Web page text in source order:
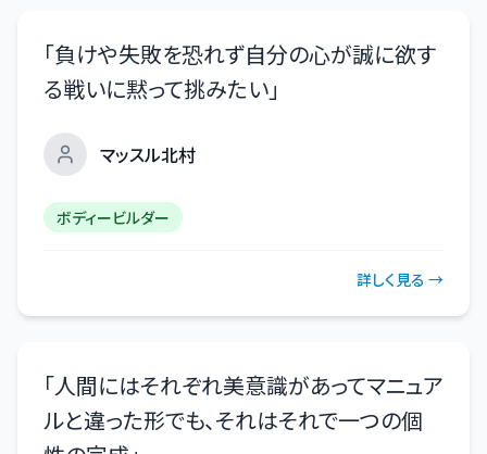
「負けや失敗を恐れず自分の心が誠に欲す
る戦いに黙って挑みたい」
マッスル北村
ボディービルダー
詳しく見る →
「人間にはそれぞれ美意識があってマニュア
ルと違った形でも、それはそれで一つの個